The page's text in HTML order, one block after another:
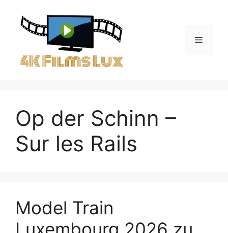
contenu
Menu
Op der Schinn –
Sur les Rails
Model Train